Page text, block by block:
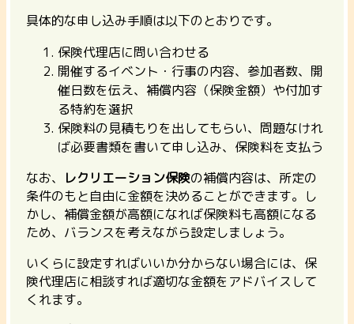
具体的な申し込み手順は以下のとおりです。
保険代理店に問い合わせる
開催するイベント・行事の内容、参加者数、開
催日数を伝え、補償内容（保険金額）や付加す
る特約を選択
保険料の見積もりを出してもらい、問題なけれ
ば必要書類を書いて申し込み、保険料を支払う
なお、
レクリエーション保険の補償内容は、所定の
条件のもと自由に金額を決めることができます。し
かし、補償金額が高額になれば保険料も高額になる
ため、バランスを考えながら設定しましょう。
いくらに設定すればいいか分からない場合には、保
険代理店に相談すれば適切な金額をアドバイスして
くれます。